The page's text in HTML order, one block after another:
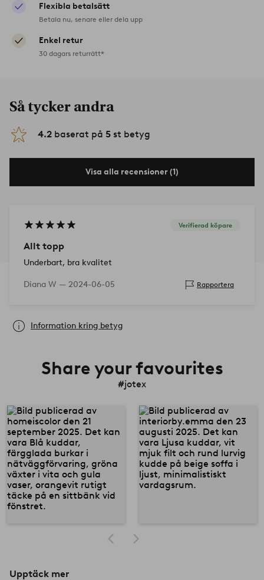
Flexibla betalsätt
Betala nu, senare eller dela upp
Enkel retur
30 dagars returrätt*
Så tycker andra
4.2 baserat på 5 st betyg
Visa alla recensioner (1)
Verifierad köpare
Allt topp
Underbart, bra kvalitet
Diana W — 2024-06-05 Rapportera
Information kring betyg
Share your favourites
#jotex
Upptäck mer